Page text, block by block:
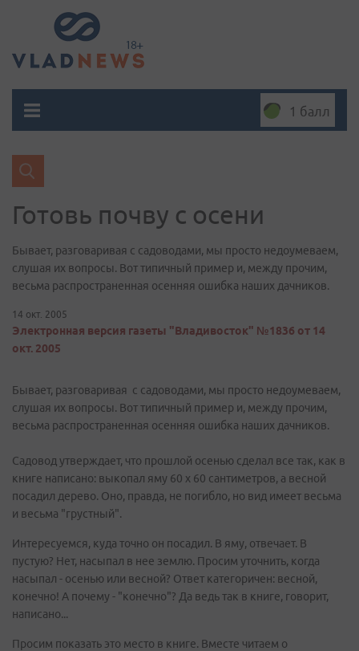
1 балл
Готовь почву с осени
Бывает, разговаривая с садоводами, мы просто недоумеваем,
слушая их вопросы. Вот типичный пример и, между прочим,
весьма распространенная осенняя ошибка наших дачников.
14 окт. 2005
Электронная версия газеты "Владивосток" №1836 от 14
окт. 2005
Бывает, разговаривая с садоводами, мы просто недоумеваем,
слушая их вопросы. Вот типичный пример и, между прочим,
весьма распространенная осенняя ошибка наших дачников.
Садовод утверждает, что прошлой осенью сделал все так, как в
книге написано: выкопал яму 60 х 60 сантиметров, а весной
посадил дерево. Оно, правда, не погибло, но вид имеет весьма
и весьма "грустный".
Интересуемся, куда точно он посадил. В яму, отвечает. В
пустую? Нет, насыпал в нее землю. Просим уточнить, когда
насыпал - осенью или весной? Ответ категоричен: весной,
конечно! А почему - "конечно"? Да ведь так в книге, говорит,
написано...
Просим показать это место в книге. Вместе читаем о